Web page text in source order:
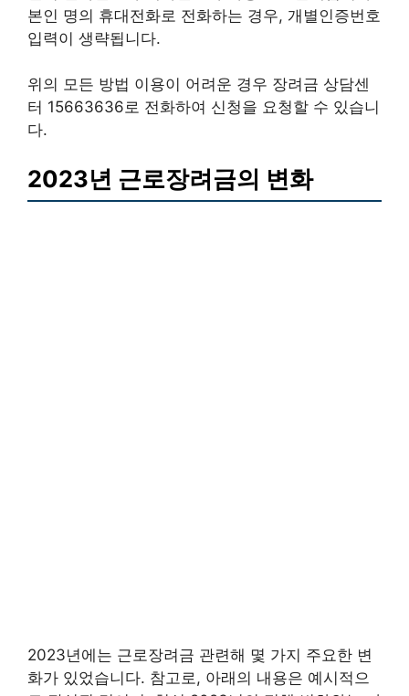
본인 명의 휴대전화로 전화하는 경우, 개별인증번호
입력이 생략됩니다.
위의 모든 방법 이용이 어려운 경우 장려금 상담센
터 15663636로 전화하여 신청을 요청할 수 있습니
다.
2023년 근로장려금의 변화
2023년에는 근로장려금 관련해 몇 가지 주요한 변
화가 있었습니다. 참고로, 아래의 내용은 예시적으